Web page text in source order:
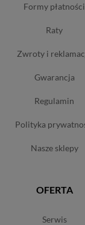
formy płatności
raty
zwroty i
gwarancja
regulamin
polityka
nasze sklepy
OFERTA
serwis